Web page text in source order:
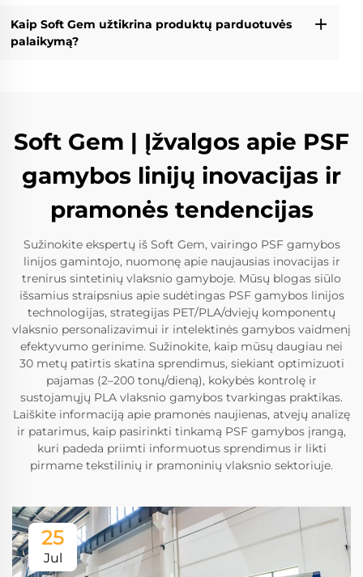
Kaip Soft Gem užtikrina produktų parduotuvės
palaikymą?
Soft Gem | Įžvalgos apie PSF
gamybos linijų inovacijas ir
pramonės tendencijas
Sužinokite ekspertų iš Soft Gem, vairingo PSF gamybos
linijos gamintojo, nuomonę apie naujausias inovacijas ir
trenirus sintetinių vlaksnio gamyboje. Mūsų blogas siūlo
išsamius straipsnius apie sudėtingas PSF gamybos linijos
technologijas, strategijas PET/PLA/dviejų komponentų
vlaksnio personalizavimui ir intelektinės gamybos vaidmenį
efektyvumo gerinime. Sužinokite, kaip mūsų daugiau nei
30 metų patirtis skatina sprendimus, siekiant optimizuoti
pajamas (2–200 tonų/dieną), kokybės kontrolę ir
sustojamųjų PLA vlaksnio gamybos tvarkingas praktikas.
Laiškite informaciją apie pramonės naujienas, atvejų analizę
ir patarimus, kaip pasirinkti tinkamą PSF gamybos įrangą,
kuri padeda priimti informuotus sprendimus ir likti
pirmame tekstilinių ir pramoninių vlaksnio sektoriuje.
25
Jul